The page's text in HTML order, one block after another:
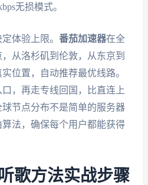
无损模式。
体验上限。 番茄加速器在全
从洛杉矶到伦敦，从东京到
位置，自动推荐最优线路。
，再走专线回国，比直连上
节点分布不是简单的服务器
法，确保每个用户都能获得
歌方法实战步骤